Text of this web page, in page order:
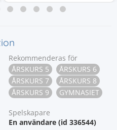
Rekommenderas för
ÅRSKURS 5
ÅRSKURS 6
ÅRSKURS 7
ÅRSKURS 8
ÅRSKURS 9
GYMNASIET
Spelskapare
En användare (id 336544)